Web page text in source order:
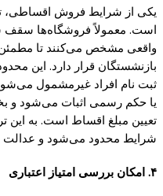
یکی از شرایط فروش اقساطی،
است. معمولاً فروشگاه‌ها سقف
واقعی مشخص می‌کنند تا
بازنشستگان قرار دارد. این
ثبت نام افراد غیرمشمول
یا حکم رسمی اثبات می‌شود و
تعیین مبلغ اقساط است. به این
شرایط محدود می‌شود و عدالت
۴. امکان بررسی امتیاز اعتباری